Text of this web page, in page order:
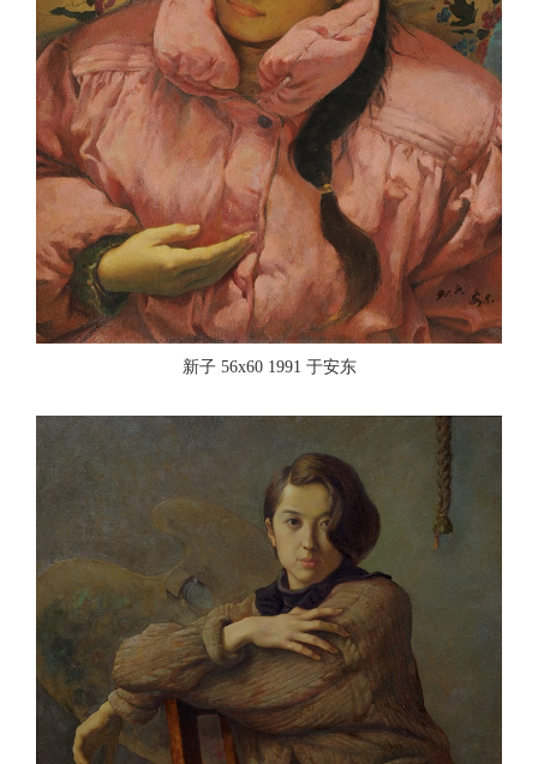
新子 56x60 1991 于安东